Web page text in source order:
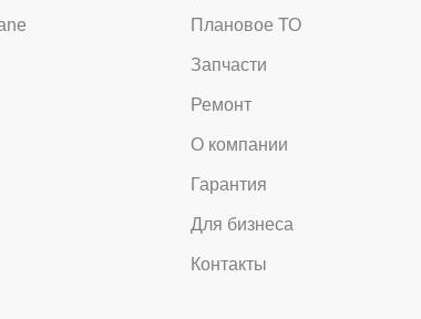
Плановое ТО
Запчасти
Ремонт
О компании
Гарантия
Для бизнеса
Контакты